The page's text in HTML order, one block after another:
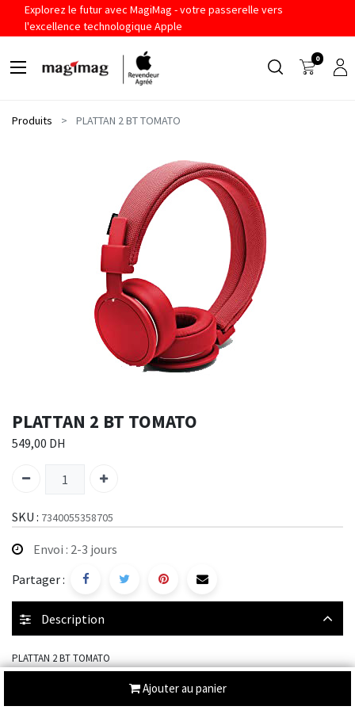
Explorez le futur avec MagiMag - votre passerelle vers
l'excellence technologique Apple
0
Produits PLATTAN 2 BT TOMATO
Ajouter au panier
PLATTAN 2 BT TOMATO
549,00 DH
SKU : 7340055358705
Envoi : 2-3 jours
Partager :
Description
PLATTAN 2 BT TOMATO